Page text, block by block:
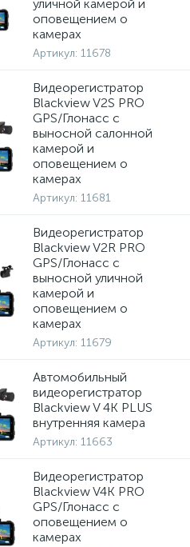
уличной камерой и
оповещением о
камерах
Артикул: 11678
Видеорегистратор
Blackview V2S PRO
GPS/Глонасс с
выносной салонной
камерой и
оповещением о
камерах
Артикул: 11681
Видеорегистратор
Blackview V2R PRO
GPS/Глонасс с
выносной уличной
камерой и
оповещением о
камерах
Артикул: 11679
Автомобильный
видеорегистратор
Blackview V 4K PLUS
внутренняя камера
Артикул: 11663
Видеорегистратор
Blackview V4K PRO
GPS/Глонасс с
оповещением о
камерах